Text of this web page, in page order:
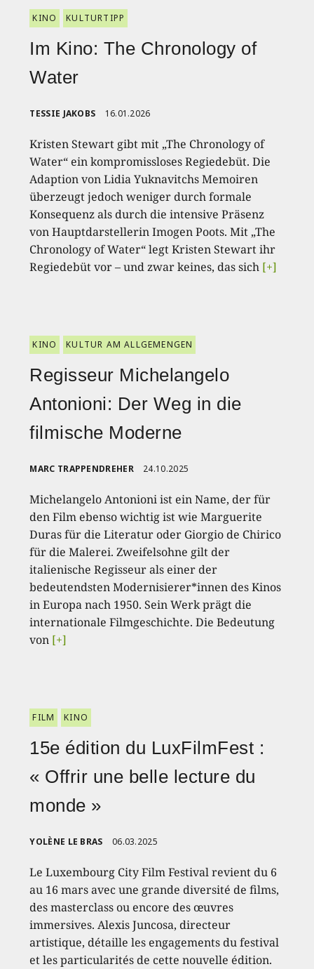
KINO KULTURTIPP
Im Kino: The Chronology of
Water
TESSIE JAKOBS 16.01.2026
Kristen Stewart gibt mit „The Chronology of
Water“ ein kompromissloses Regiedebüt. Die
Adaption von Lidia Yuknavitchs Memoiren
überzeugt jedoch weniger durch formale
Konsequenz als durch die intensive Präsenz
von Hauptdarstellerin Imogen Poots. Mit „The
Chronology of Water“ legt Kristen Stewart ihr
Regiedebüt vor – und zwar keines, das sich [+]
KINO KULTUR AM ALLGEMENGEN
Regisseur Michelangelo
Antonioni: Der Weg in die
filmische Moderne
MARC TRAPPENDREHER 24.10.2025
Michelangelo Antonioni ist ein Name, der für
den Film ebenso wichtig ist wie Marguerite
Duras für die Literatur oder Giorgio de Chirico
für die Malerei. Zweifelsohne gilt der
italienische Regisseur als einer der
bedeutendsten Modernisierer*innen des Kinos
in Europa nach 1950. Sein Werk prägt die
internationale Filmgeschichte. Die Bedeutung
von [+]
FILM KINO
15e édition du LuxFilmFest :
« Offrir une belle lecture du
monde »
YOLÈNE LE BRAS 06.03.2025
Le Luxembourg City Film Festival revient du 6
au 16 mars avec une grande diversité de films,
des masterclass ou encore des œuvres
immersives. Alexis Juncosa, directeur
artistique, détaille les engagements du festival
et les particularités de cette nouvelle édition.